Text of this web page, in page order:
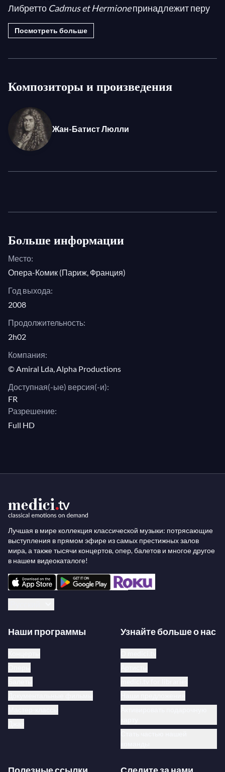
Либретто Cadmus et Hermioneпринадлежит перу
известного академика, а музыкальная партитура
— блестящему Суперинтенданту Музыки короля.
переживание, вновь оживленное солистами,
танцорами, хором и оркестром Poème Harmonique
под музыкальным руководством Венсана
Дюместра. Эта постановка 2010 года от Opéra-
Comique изобилует барочной элегантностью и
Посмотреть больше
Композиторы и произведения
Жан-Батист Люлли
Больше информации
Место:
Опера-Комик (Париж, Франция)
Год выхода:
2008
Продолжительность:
2h02
Компания:
© Amiral Lda, Alpha Productions
Доступная(-ые) версия(-и):
FR
Разрешение:
Full HD
Лучшая в мире коллекция классической музыки: потрясающие
выступления в прямом эфире из самых престижных залов
мира, а также тысячи концертов, опер, балетов и многое другое
в нашем видеокаталоге!
Наши программы Узнайте больше о нас